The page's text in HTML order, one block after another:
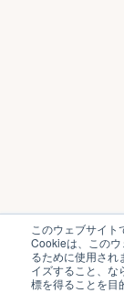
このウェブサイ
Cookieは、この
るために使用され
イズすること、な
標を得ることを目